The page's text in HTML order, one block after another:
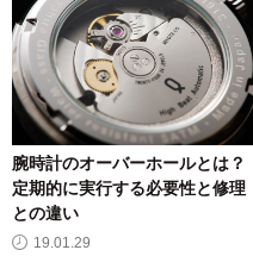
腕時計のオーバーホールとは？
定期的に実行する必要性と修理
との違い
19.01.29